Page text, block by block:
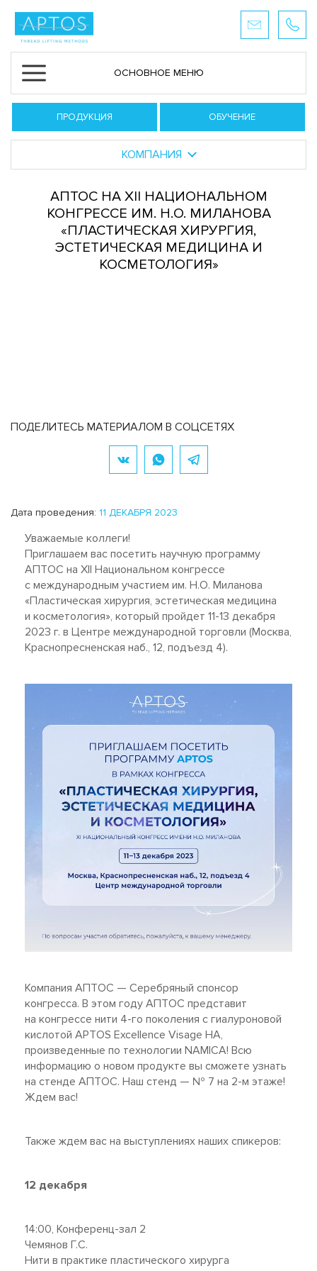
ОСНОВНОЕ МЕНЮ
ПРОДУКЦИЯ ОБУЧЕНИЕ
КОМПАНИЯ
АПТОС НА XII НАЦИОНАЛЬНОМ
КОНГРЕССЕ ИМ. Н.О. МИЛАНОВА
«ПЛАСТИЧЕСКАЯ ХИРУРГИЯ,
ЭСТЕТИЧЕСКАЯ МЕДИЦИНА И
КОСМЕТОЛОГИЯ»
ПОДЕЛИТЕСЬ МАТЕРИАЛОМ В СОЦСЕТЯХ
Дата проведения: 11 ДЕКАБРЯ 2023
Уважаемые коллеги!
Приглашаем вас посетить научную программу
АПТОС на XII Национальном конгрессе
с международным участием им. Н.О. Миланова
«Пластическая хирургия, эстетическая медицина
и косметология», который пройдет 11-13 декабря
2023 г. в Центре международной торговли (Москва,
Краснопресненская наб., 12, подъезд 4).
Компания АПТОС — Серебряный спонсор
конгресса. В этом году АПТОС представит
на конгрессе нити 4-го поколения с гиалуроновой
кислотой APTOS Excellence Visage HA,
произведенные по технологии NAMICA! Всю
информацию о новом продукте вы сможете узнать
на стенде АПТОС. Наш стенд — № 7 на 2-м этаже!
Ждем вас!
Также ждем вас на выступлениях наших спикеров:
12 декабря
14:00, Конференц-зал 2
Чемянов Г.С.
Нити в практике пластического хирурга